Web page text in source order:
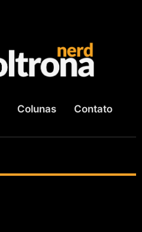
Colunas Contato